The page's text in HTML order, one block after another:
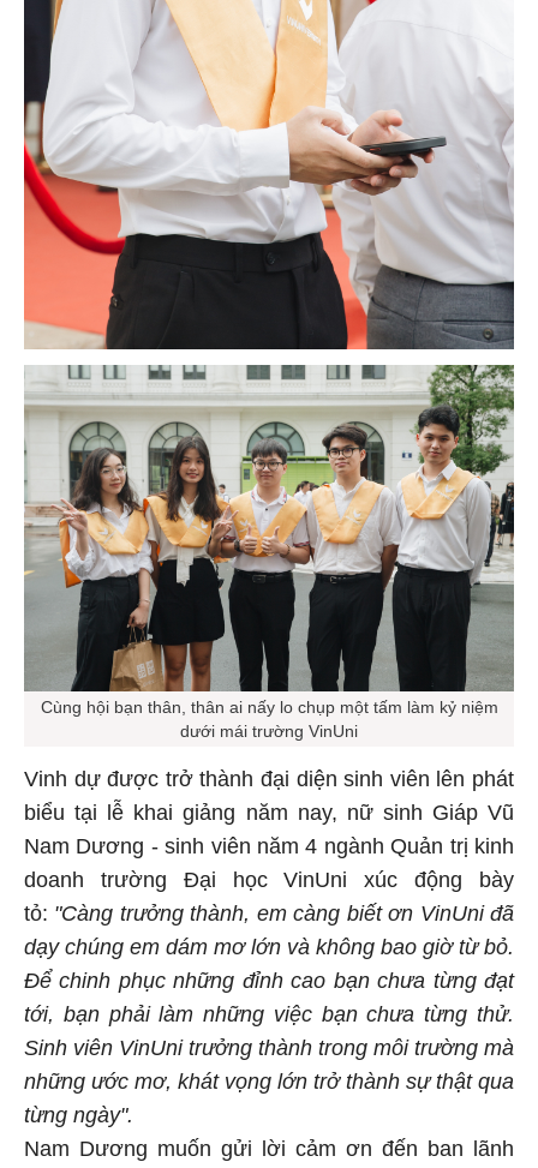
Cùng hội bạn thân, thân ai nấy lo chụp một tấm làm kỷ niệm
dưới mái trường VinUni
Vinh dự được trở thành đại diện sinh viên lên phát
biểu tại lễ khai giảng năm nay, nữ sinh Giáp Vũ
Nam Dương - sinh viên năm 4 ngành Quản trị kinh
doanh trường Đại học VinUni xúc động bày
tỏ: "Càng trưởng thành, em càng biết ơn VinUni đã
dạy chúng em dám mơ lớn và không bao giờ từ bỏ.
Để chinh phục những đỉnh cao bạn chưa từng đạt
tới, bạn phải làm những việc bạn chưa từng thử.
Sinh viên VinUni trưởng thành trong môi trường mà
những ước mơ, khát vọng lớn trở thành sự thật qua
từng ngày".
Nam Dương muốn gửi lời cảm ơn đến ban lãnh